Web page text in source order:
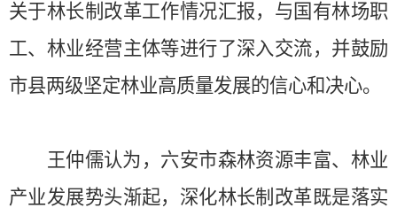
关于林长制改革工作情况汇报，与国有林场职
工、林业经营主体等进行了深入交流，并鼓励
市县两级坚定林业高质量发展的信心和决心。
王仲儒认为，六安市森林资源丰富、林业
产业发展势头渐起，深化林长制改革既是落实